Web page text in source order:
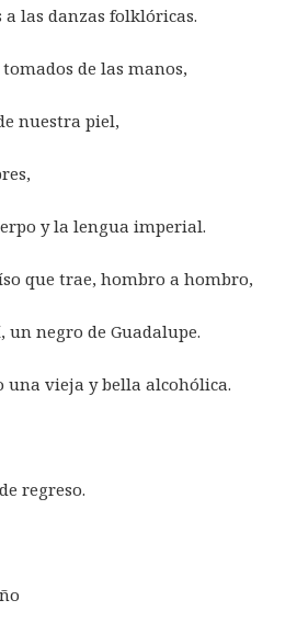
las danzas folklóricas.
de las manos,
nuestra piel,
y la lengua imperial.
que trae, hombro a hombro,
negro de Guadalupe.
una vieja y bella alcohólica.
regreso.